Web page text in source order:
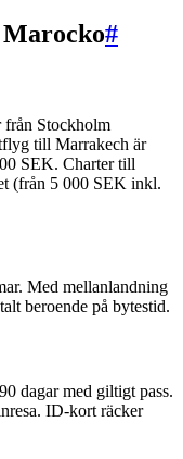
#
från Stockholm
till Marrakech är
SEK. Charter till
(från 5 000 SEK inkl.
Med mellanlandning
beroende på bytestid.
dagar med giltigt pass.
ID-kort räcker